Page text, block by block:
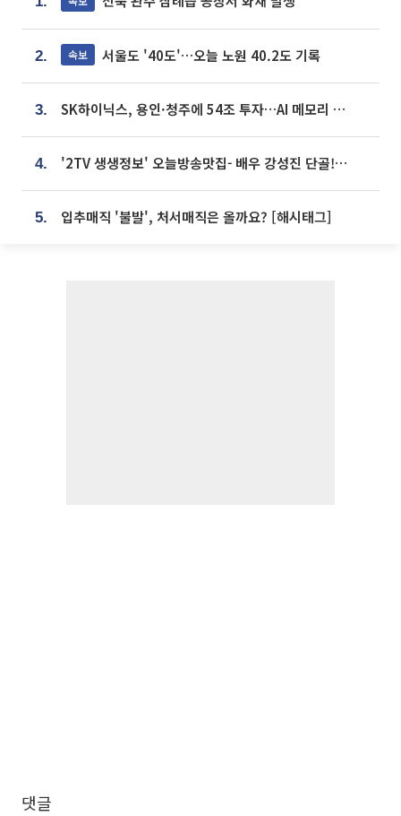
2. 속보 서울도 '40도'…오늘 노원 40.2도 기록
3. SK하이닉스, 용인·청주에 54조 투자…AI 메모리 생산기지 키운다
4. '2TV 생생정보' 오늘방송맛집- 배우 강성진 단골! 쌀국수ㆍ푸팟퐁 커리 맛집 '블○○○'
5. 입추매직 '불발', 처서매직은 올까요? [해시태그]
댓글